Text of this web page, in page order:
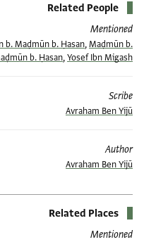
Related People
Mentioned
b. Maḍmūn b. Ḥasan,Maḍmūn b.
b. Ḥasan,Yosef Ibn Migash
Scribe
Avraham Ben Yijū
Author
Avraham Ben Yijū
Related Places
Mentioned